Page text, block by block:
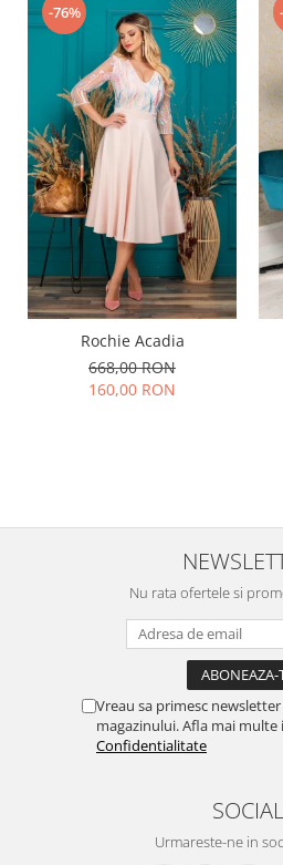
-76%
Rochie Acadia
668,00 RON
160,00 RON
Nu rata ofertele si
Vreau sa primesc
magazinului. Afla mai multe
Confidentialitate
SOCIAL
Urmareste-ne in